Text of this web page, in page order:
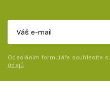
Odesláním formuláře souhlasíte s
údajů